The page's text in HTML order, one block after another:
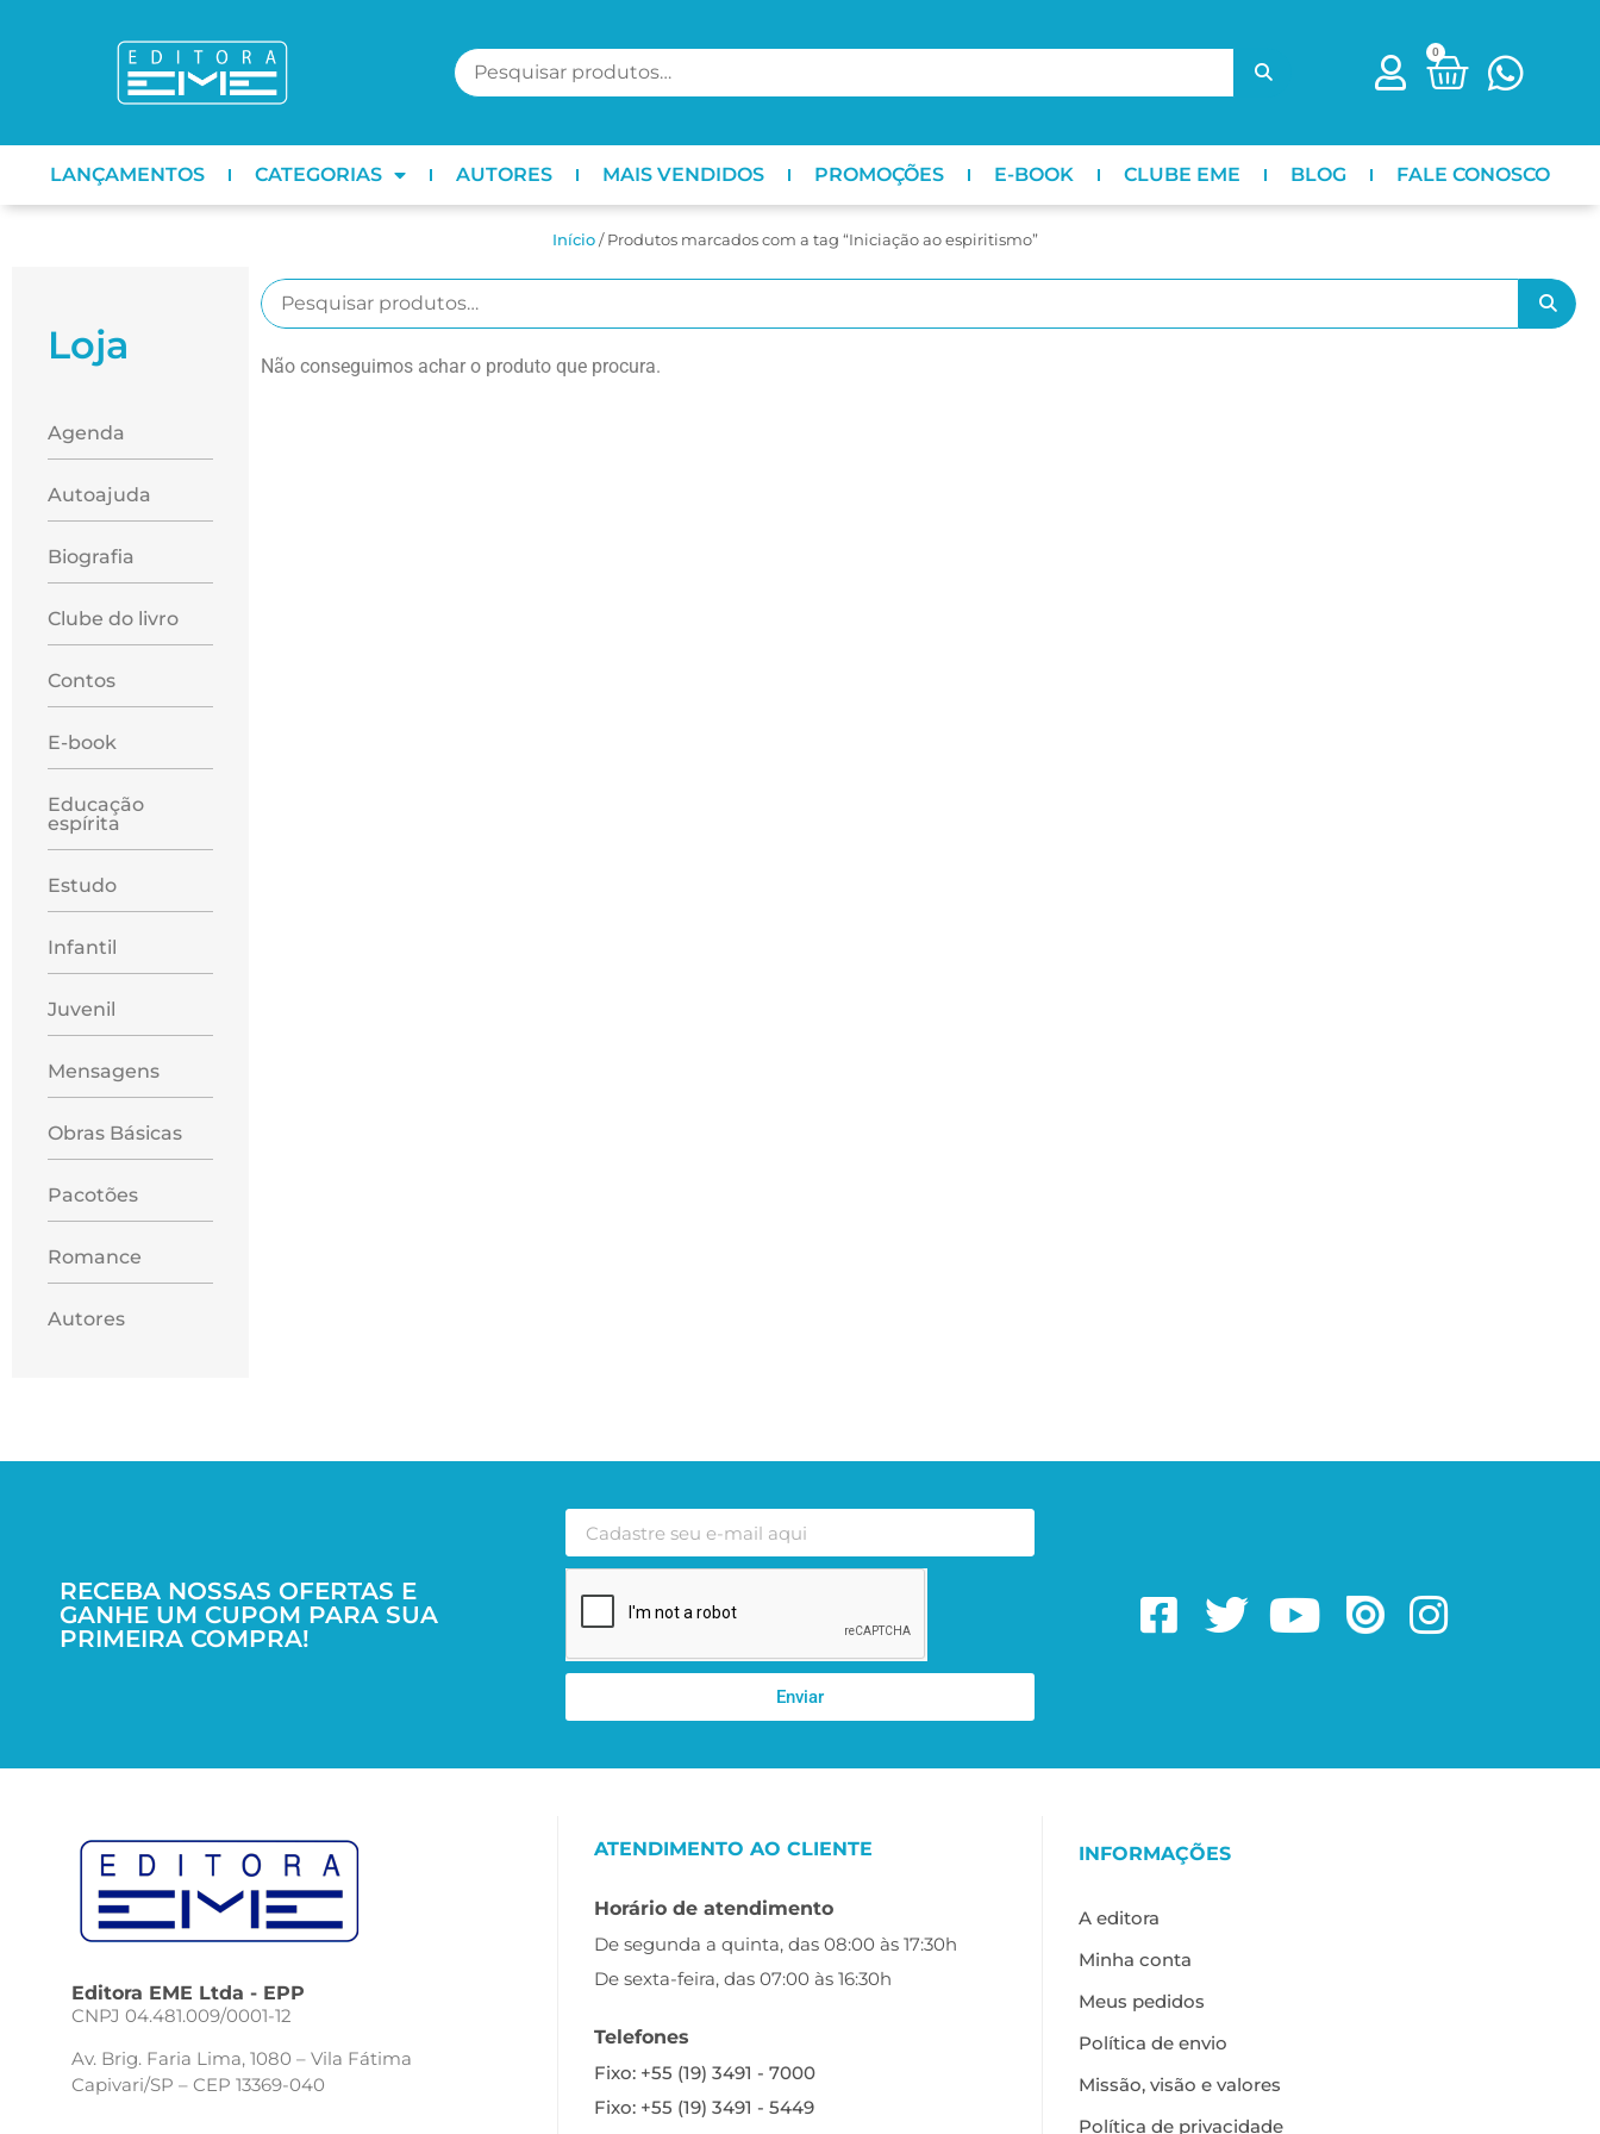
0
LANÇAMENTOS CATEGORIAS AUTORES MAIS VENDIDOS PROMOÇÕES E-BOOK CLUBE EME BLOG FALE CONOSCO
Início/ Produtos marcados com a tag “Iniciação ao espiritismo”
Loja
Agenda
Autoajuda
Biografia
Clube do livro
Contos
E-book
Educação
espírita
Estudo
Infantil
Juvenil
Mensagens
Obras Básicas
Pacotões
Romance
Autores
Não conseguimos achar o produto que procura.
RECEBA NOSSAS OFERTAS E
GANHE UM CUPOM PARA SUA
PRIMEIRA COMPRA!
Enviar
Editora EME Ltda - EPP
CNPJ 04.481.009/0001-12
Av. Brig. Faria Lima, 1080 – Vila Fátima
Capivari/SP – CEP 13369-040
ATENDIMENTO AO CLIENTE
Horário de atendimento
De segunda a quinta, das 08:00 às 17:30h
De sexta-feira, das 07:00 às 16:30h
Telefones
Fixo: +55 (19) 3491 - 7000
Fixo: +55 (19) 3491 - 5449
INFORMAÇÕES
A editora
Minha conta
Meus pedidos
Política de envio
Missão, visão e valores
Política de privacidade